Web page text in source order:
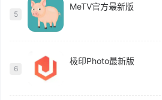
5
MeTV官方最新版
6
极印Photo最新版